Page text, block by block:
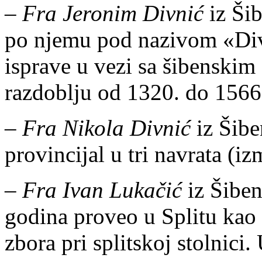
– Fra Jeronim Divnićiz
po njemu pod nazivom
isprave u vezi sa
razdoblju od 1320. do
– Fra Nikola Divnićiz
provincijal u tri navrata
– Fra Ivan Lukačićiz
godina proveo u Splitu
zbora pri splitskoj stolnici.